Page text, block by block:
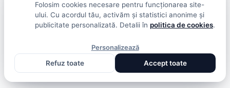
PublicitatePolitica De ConfidentialitateHomeTermeni și
Folosim cookies necesare pentru funcționarea site-
ului. Cu acordul tău, activăm și statistici anonime și
publicitate personalizată. Detalii în politica de cookies.
Personalizează
Refuz toate
Accept toate